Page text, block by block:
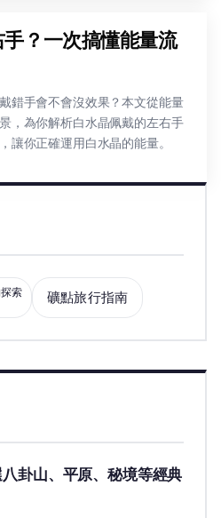
？一次搞懂能量流
錯手會不會沒效果？本文從能量
，為你解析白水晶佩戴的左右手
讓你正確運用白水晶的能量。
索 礦點旅行指南
卦山、平原、秘境等經典